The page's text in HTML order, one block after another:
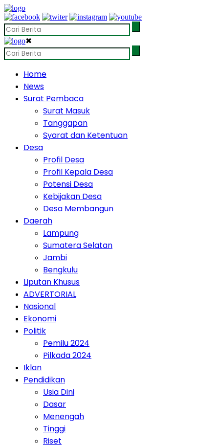
✖
Home
News
Surat Pembaca
Surat Masuk
Tanggapan
Syarat dan Ketentuan
Desa
Profil Desa
Profil Kepala Desa
Potensi Desa
Kebijakan Desa
Desa Membangun
Daerah
Lampung
Sumatera Selatan
Jambi
Bengkulu
Liputan Khusus
ADVERTORIAL
Nasional
Ekonomi
Politik
Pemilu 2024
Pilkada 2024
Iklan
Pendidikan
Usia Dini
Dasar
Menengah
Tinggi
Riset